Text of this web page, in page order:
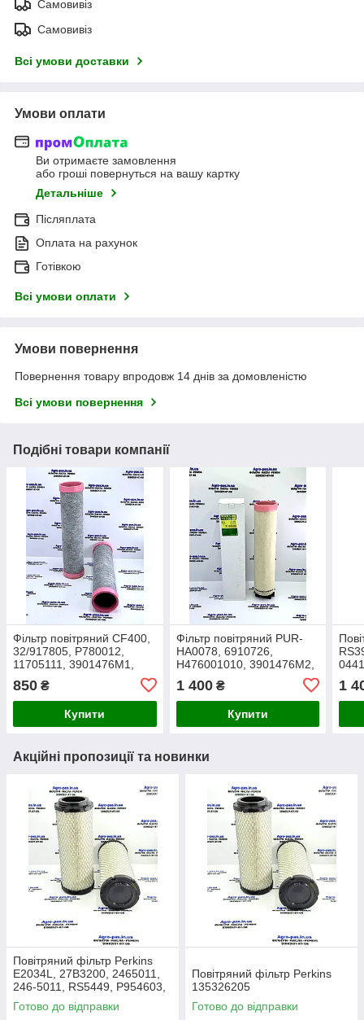
Самовивіз
Самовивіз
Всі умови доставки
Умови оплати
Ви отримаєте замовлення
або гроші повернуться на вашу картку
Детальніше
Післяплата
Оплата на рахунок
Готівкою
Всі умови оплати
Умови повернення
Повернення товару впродовж 14 днів за домовленістю
Всі умови повернення
Подібні товари компанії
Фільтр повітряний CF400,
32/917805, P780012,
11705111, 3901476M1,
H117200090160, AR2004W
850 ₴
Купити
Фільтр повітряний PUR-
HA0078, 6910726,
H476001010, 3901476M2,
AF25722, E1800LS,
CF400, LXS258
1 400₴
Купити
1
Акційні пропозиції та новинки
Повітряний фільтр Perkins
E2034L, 27B3200, 2465011,
246-5011, RS5449, P954603,
AF26659, 49205, SA16350,
915-851, 20000-13715
Готово до відправки
Повітряний фільтр Perkins
135326205
Готово до відправки